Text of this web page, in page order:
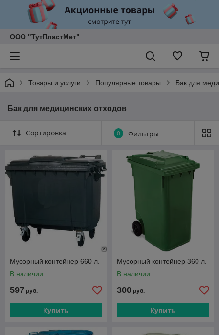
ООО "ТутПластМет"
Товары и услуги Популярные товары Бак для
Бак для медицинских отходов
Сортировка 0 Фильтры
Мусорный контейнер 660 л.
В наличии
597 руб.
Купить
Мусорный контейнер 360 л.
В наличии
300 руб.
Купить